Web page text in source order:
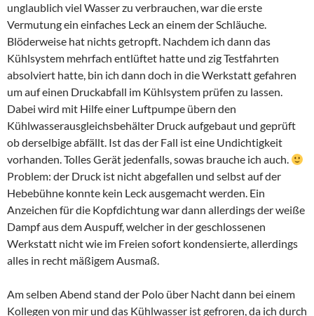
unglaublich viel Wasser zu verbrauchen, war die erste
Vermutung ein einfaches Leck an einem der Schläuche.
Blöderweise hat nichts getropft. Nachdem ich dann das
Kühlsystem mehrfach entlüftet hatte und zig Testfahrten
absolviert hatte, bin ich dann doch in die Werkstatt gefahren
um auf einen Druckabfall im Kühlsystem prüfen zu lassen.
Dabei wird mit Hilfe einer Luftpumpe übern den
Kühlwasserausgleichsbehälter Druck aufgebaut und geprüft
ob derselbige abfällt. Ist das der Fall ist eine Undichtigkeit
vorhanden. Tolles Gerät jedenfalls, sowas brauche ich auch.
Problem: der Druck ist nicht abgefallen und selbst auf der
Hebebühne konnte kein Leck ausgemacht werden. Ein
Anzeichen für die Kopfdichtung war dann allerdings der weiße
Dampf aus dem Auspuff, welcher in der geschlossenen
Werkstatt nicht wie im Freien sofort kondensierte, allerdings
alles in recht mäßigem Ausmaß.
Am selben Abend stand der Polo über Nacht dann bei einem
Kollegen von mir und das Kühlwasser ist gefroren, da ich durch